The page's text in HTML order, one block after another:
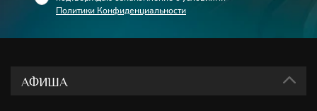
Политики Конфиденциальности
АФИША